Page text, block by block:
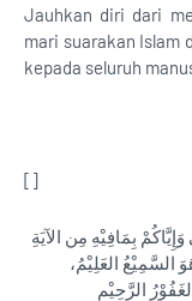
Jauhkan diri dari
mari suarakan Islam
kepada seluruh
[]
بِمَافِيْهِ مِن الآيَةِ
السَّمِيْعُ العَلِيْمُ،
الرَّحِيْم